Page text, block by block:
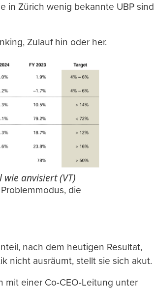
in Zürich wenig bekannte UBP sind
Zulauf hin oder her.
anvisiert (VT)
die
nach dem heutigen Resultat,
nicht ausräumt, stellt sie sich akut.
mit einer Co-CEO-Leitung unter